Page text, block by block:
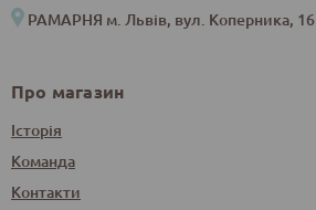
РАМАРНЯ м. Львів, вул. Коперника, 16
Про магазин
Історія
Команда
Контакти